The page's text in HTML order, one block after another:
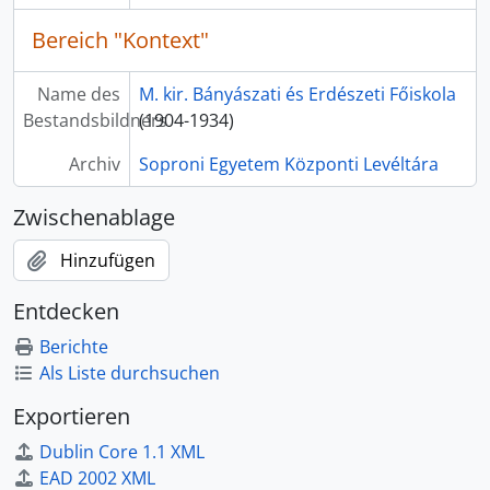
[Fonds] HU SOE KKL.101 - Hallgatói nyilvántartások, 1861-2002
[Fonds] HU SOE KKL.102 - Doktori nyilvántartások, 1921-2005
[Fonds] HU SOE KKL.103 - Habilitáció, 1994-2014
[Fonds] HU SOE KKL.104 - Díszoklevelek, 1958-2001
[Fonds] HU SOE KKL.105 - Honoris causa alapbizonylatok, 1962-1989 (1994)
[Fonds] HU SOE KKL.106 - Tantervek, tantárgyi programok, 1946-2003
[Fonds] HU SOE KKL.107 - Hallgatói feladatok, tanulmányok, (1939) 1949-1989
[Fonds] HU SOE KKL.151 - Erdőmérnöki Kar iratai, 1962-2016
[Fonds] HU SOE KKL.152 - Erdőhasználattani Tanszék iratai, 1887-1949
[Fonds] HU SOE KKL.153 - Erdőműveléstani Tanszék iratai, 1962-1986
[Fonds] HU SOE KKL.154 - Erdőtelepítéstani Tanszék iratai, 1978-1982
[Fonds] HU SOE KKL.156 - Vadgazdálkodási és Gerinces Állattani Intézet iratai, 1910-2009
[Fonds] HU SOE KKL.157 - Erdővagyon-gazdálkodási és Vidékfejlesztési Intézet iratai, (1913) 1941-1990
[Fonds] HU SOE KKL.37 - Diákhagyományokkal kapcsolatos dokumentumok gyűjteménye, 1874-2012
[Fonds] HU SOE KKL.158 - Matematika intézet iratai, 1940-2003
[Fonds] HU SOE KKL.159 - Idegennyelvi Lektorátus iratai, 1954-2006 (2011)
Bereich "Kontext"
Name des
Bestandsbildners
M. kir. Bányászati és Erdészeti Főiskola
(1904-1934)
Archiv
Soproni Egyetem Központi Levéltára
Zwischenablage
Hinzufügen
Entdecken
Berichte
Als Liste durchsuchen
Exportieren
Dublin Core 1.1 XML
EAD 2002 XML